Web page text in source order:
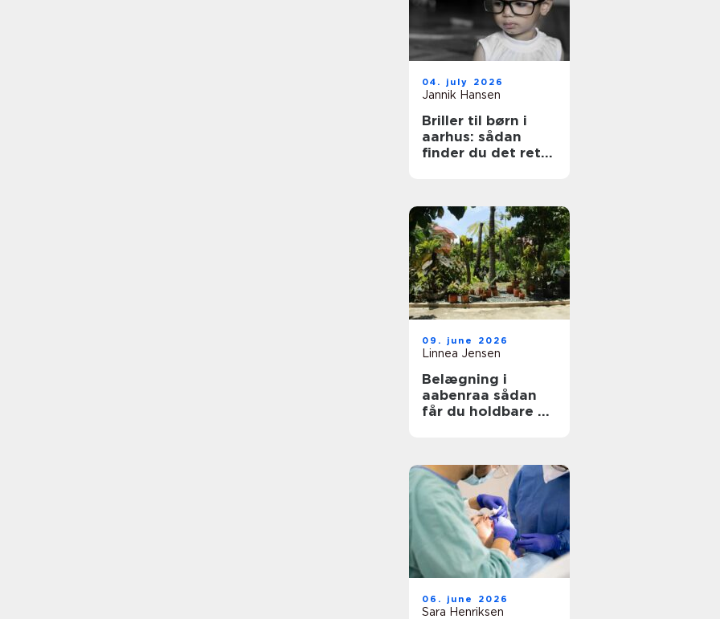
04. july 2026
Jannik Hansen
Briller til børn i
aarhus: sådan
finder du det rette
09. june 2026
Linnea Jensen
Belægning i
aabenraa sådan
får du holdbare og
06. june 2026
Sara Henriksen